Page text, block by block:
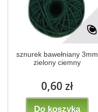
sznurek bawełniany 3mm
zielony ciemny
0,60 zł
Do koszyka